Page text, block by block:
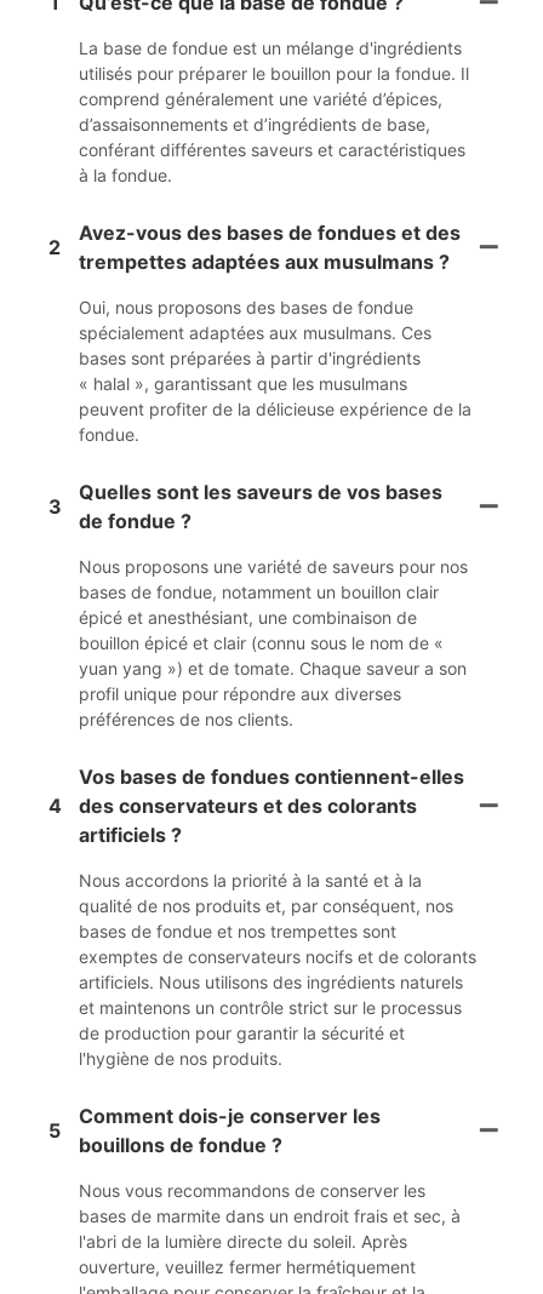
La base de fondue est un mélange d'ingrédients
utilisés pour préparer le bouillon pour la fondue. Il
comprend généralement une variété d’épices,
d’assaisonnements et d’ingrédients de base,
conférant différentes saveurs et caractéristiques
à la fondue.
2
Avez-vous des bases de fondues et des
trempettes adaptées aux musulmans ?
Oui, nous proposons des bases de fondue
spécialement adaptées aux musulmans. Ces
bases sont préparées à partir d'ingrédients
« halal », garantissant que les musulmans
peuvent profiter de la délicieuse expérience de la
fondue.
3
Quelles sont les saveurs de vos bases
de fondue ?
Nous proposons une variété de saveurs pour nos
bases de fondue, notamment un bouillon clair
épicé et anesthésiant, une combinaison de
bouillon épicé et clair (connu sous le nom de «
yuan yang ») et de tomate. Chaque saveur a son
profil unique pour répondre aux diverses
préférences de nos clients.
4
Vos bases de fondues contiennent-elles
des conservateurs et des colorants
artificiels ?
Nous accordons la priorité à la santé et à la
qualité de nos produits et, par conséquent, nos
bases de fondue et nos trempettes sont
exemptes de conservateurs nocifs et de colorants
artificiels. Nous utilisons des ingrédients naturels
et maintenons un contrôle strict sur le processus
de production pour garantir la sécurité et
l'hygiène de nos produits.
5
Comment dois-je conserver les
bouillons de fondue ?
Nous vous recommandons de conserver les
bases de marmite dans un endroit frais et sec, à
l'abri de la lumière directe du soleil. Après
ouverture, veuillez fermer hermétiquement